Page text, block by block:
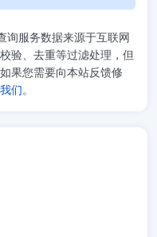
询服务数据来源于互联网
验、去重等过滤处理，但
果您需要向本站反馈修
们 。